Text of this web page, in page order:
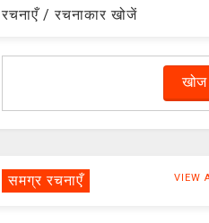
रचनाएँ / रचनाकार खोजें
समग्र रचनाएँ VIEW